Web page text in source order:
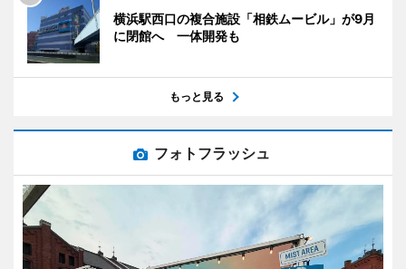
横浜駅西口の複合施設「相鉄ムービル」が9月
に閉館へ 一体開発も
もっと見る
フォトフラッシュ